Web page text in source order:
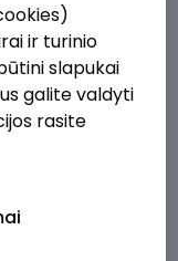
LT)
ir turinio
slapukai
galite valdyti
rasite